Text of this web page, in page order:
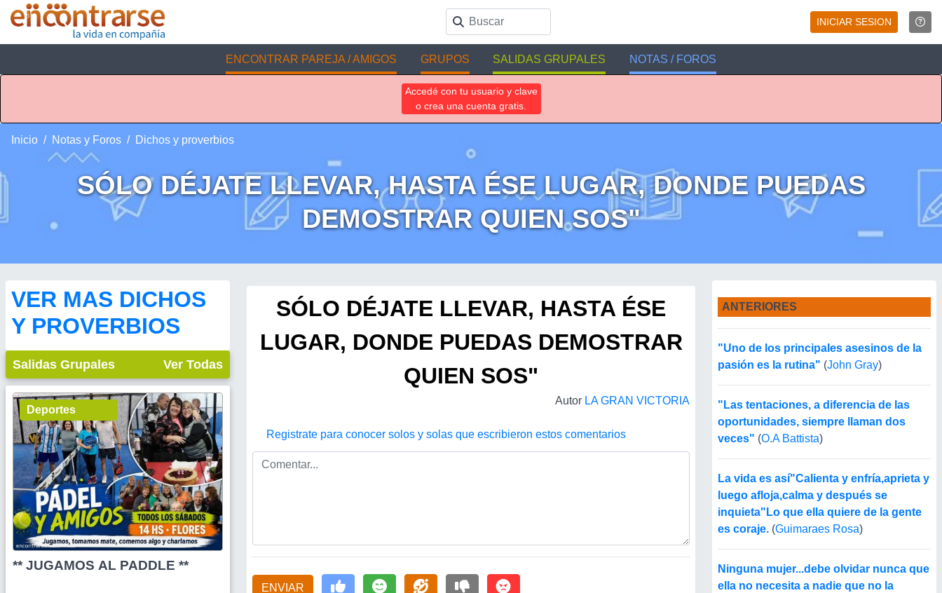
INICIAR SESION
ENCONTRAR PAREJA / AMIGOS GRUPOS SALIDAS GRUPALES NOTAS / FOROS
Accedé con tu usuario y clave
o crea una cuenta gratis.
Inicio Notas y Foros Dichos y proverbios
SÓLO DÉJATE LLEVAR, HASTA ÉSE LUGAR, DONDE PUEDAS
DEMOSTRAR QUIEN SOS"
VER MAS DICHOS
Y PROVERBIOS
Salidas Grupales Ver Todas
Deportes
** JUGAMOS AL PADDLE **
SÓLO DÉJATE LLEVAR, HASTA ÉSE
LUGAR, DONDE PUEDAS DEMOSTRAR
QUIEN SOS"
Autor LA GRAN VICTORIA
Registrate para conocer solos y solas que escribieron estos comentarios
ENVIAR
ANTERIORES
"Uno de los principales asesinos de la
pasión es la rutina" (John Gray)
"Las tentaciones, a diferencia de las
oportunidades, siempre llaman dos
veces" (O.A Battista)
La vida es así"Calienta y enfría,aprieta y
luego afloja,calma y después se
inquieta"Lo que ella quiere de la gente
es coraje. (Guimaraes Rosa)
Ninguna mujer...debe olvidar nunca que
ella no necesita a nadie que no la